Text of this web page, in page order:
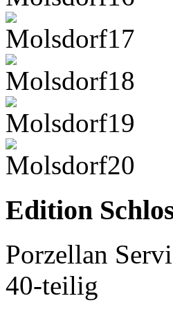
Edition
Porzellan
40-teilig